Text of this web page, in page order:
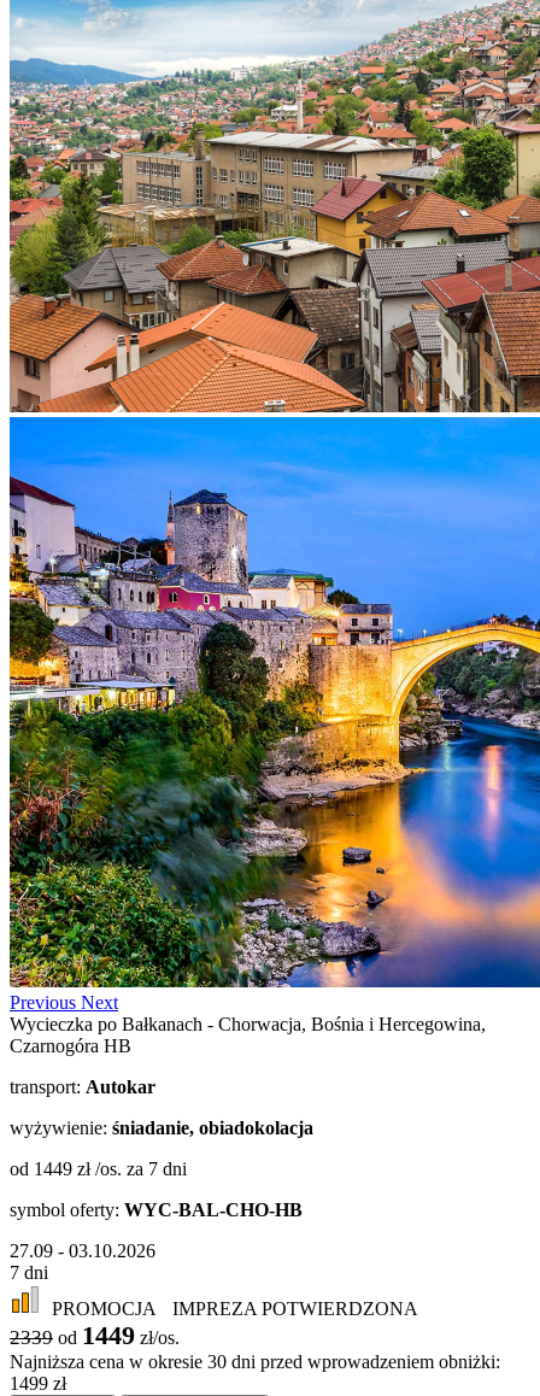
Previous Next
Wycieczka po Bałkanach - Chorwacja, Bośnia i Hercegowina,
Czarnogóra HB
transport: Autokar
wyżywienie: śniadanie, obiadokolacja
od 1449 zł /os. za 7 dni
symbol oferty: WYC-BAL-CHO-HB
27.09 - 03.10.2026
7 dni
PROMOCJA
IMPREZA POTWIERDZONA
2339 od 1449 zł/os.
Najniższa cena w okresie 30 dni przed wprowadzeniem obniżki:
1499 zł